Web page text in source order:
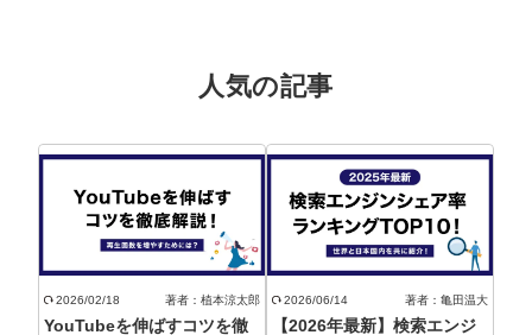
社内コンペ
クレーム窓口
定額制Webマーケティング代行『マキトルく
定額制営業代行『カリトルくん』
定額制採用代行・RPO『トルトルくん』
営業改善特化の動画制作『動画でカリトルく
ん』
拡散付1日密着動画制作『まるごと社長』
1本無料で記事を制作『SEOトライアル』
定額制LP制作・改善『最強LP』
お役立ち資料
道場TOP
動画編集
エンジニア
年収エージェント
人気の記事
2026/02/18 著者：植本涼太郎
YouTubeを伸ばすコツを徹
2026/06/14 著者：亀田温大
【2026年最新】検索エンジ